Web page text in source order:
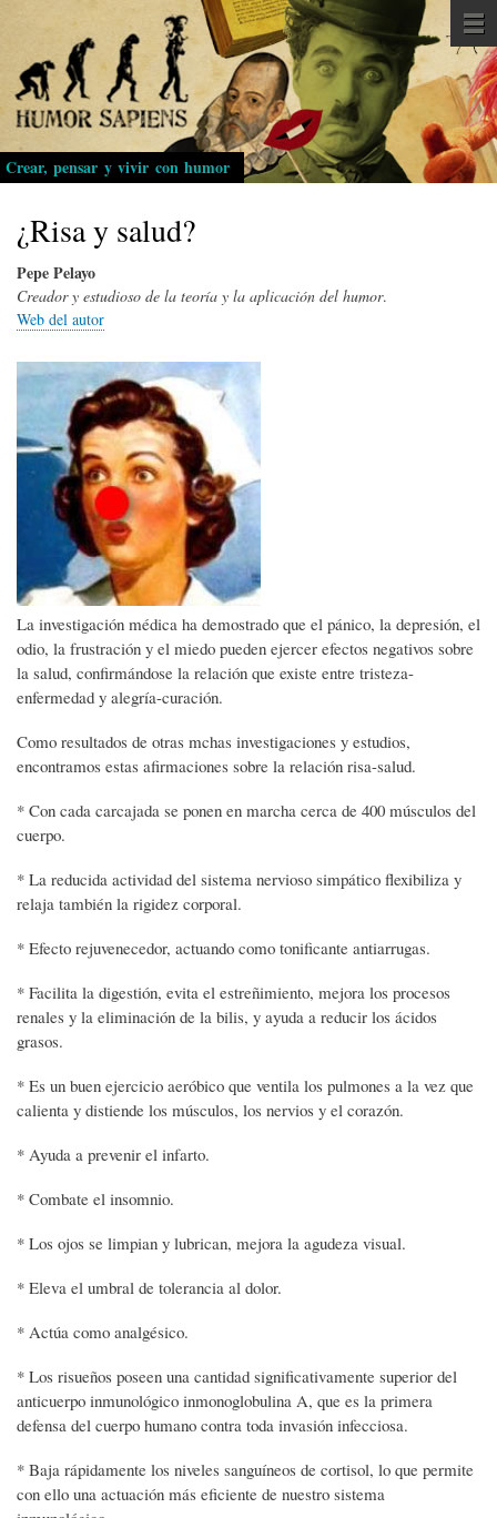
Pasar
al
contenido
principal
Crear, pensar y vivir con humor
¿Risa y salud?
Pepe Pelayo
Creador y estudioso de la teoría y la aplicación del humor.
Web del autor
La investigación médica ha demostrado que el pánico, la depresión, el
odio, la frustración y el miedo pueden ejercer efectos negativos sobre
la salud, confirmándose la relación que existe entre tristeza-
enfermedad y alegría-curación.
Como resultados de otras mchas investigaciones y estudios,
encontramos estas afirmaciones sobre la relación risa-salud.
* Con cada carcajada se ponen en marcha cerca de 400 músculos del
cuerpo.
* La reducida actividad del sistema nervioso simpático flexibiliza y
relaja también la rigidez corporal.
* Efecto rejuvenecedor, actuando como tonificante antiarrugas.
* Facilita la digestión, evita el estreñimiento, mejora los procesos
renales y la eliminación de la bilis, y ayuda a reducir los ácidos
grasos.
* Es un buen ejercicio aeróbico que ventila los pulmones a la vez que
calienta y distiende los músculos, los nervios y el corazón.
* Ayuda a prevenir el infarto.
* Combate el insomnio.
* Los ojos se limpian y lubrican, mejora la agudeza visual.
* Eleva el umbral de tolerancia al dolor.
* Actúa como analgésico.
* Los risueños poseen una cantidad significativamente superior del
anticuerpo inmunológico inmonoglobulina A, que es la primera
defensa del cuerpo humano contra toda invasión infecciosa.
* Baja rápidamente los niveles sanguíneos de cortisol, lo que permite
con ello una actuación más eficiente de nuestro sistema